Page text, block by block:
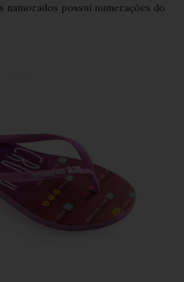
namorados possui numerações do